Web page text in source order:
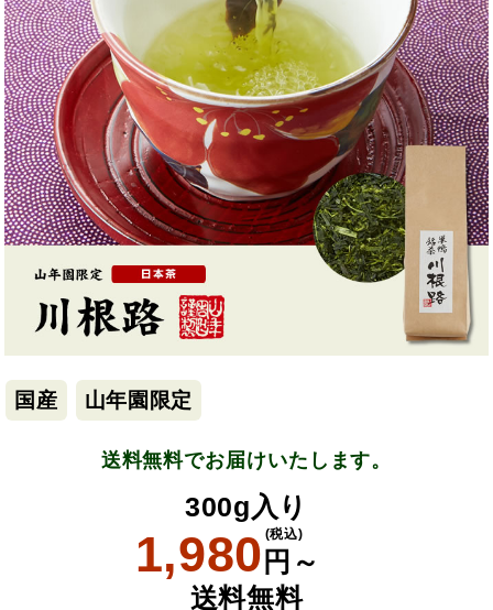
国産 山年園限定
送料無料でお届けいたします。
300g入り
1,980 円～
(税込)
送料無料